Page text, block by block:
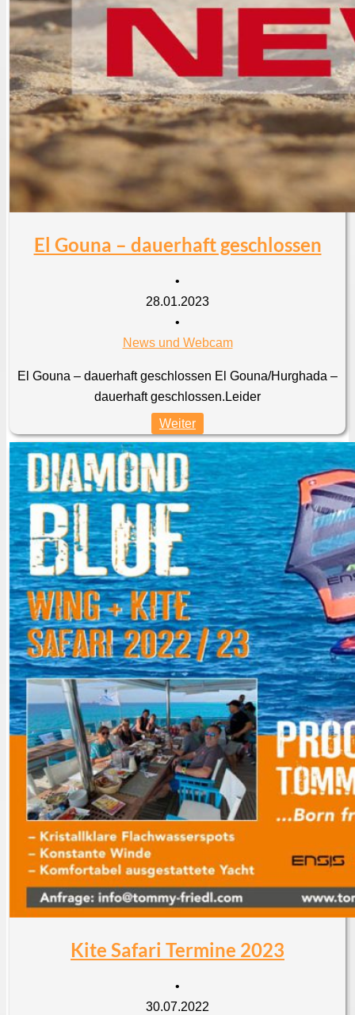
El Gouna – dauerhaft geschlossen
•
28.01.2023
•
News und Webcam
El Gouna – dauerhaft geschlossen El Gouna/Hurghada –
dauerhaft geschlossen.Leider
Weiter
Kite Safari Termine 2023
•
30.07.2022